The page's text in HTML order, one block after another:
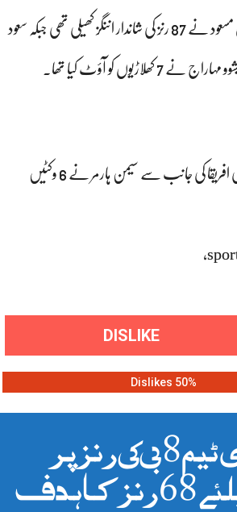
خیال رہے کہ پاکستان نے اپنی پہلی اننگز میں 333 رنز اسکور کیے تھے جس میں کپتان شان مسعود نے 87 رنز کی شاندار اننگز کھیلی تھی جبکہ سعود
پنڈی ٹیسٹ: پاکستان کی ٹیم 138 رنز پر آؤٹ، جنوبی افریقا کو جیت کیلئے 68 رنز کا ہدف، جنوبی افریقا کی جانب سے سیمن ہارمر نے 6 وکٹیں
DISLIKE
50% Dislikes
راولپنڈی ٹیسٹ: پاکستان کی ٹیم 138 رنز پر